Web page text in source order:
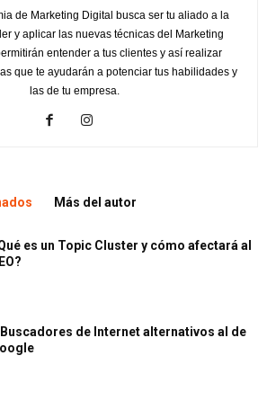
de Marketing Digital busca ser tu aliado a la
y aplicar las nuevas técnicas del Marketing
entender a tus clientes y así realizar
que te ayudarán a potenciar tus habilidades y
las de tu empresa.
Más del autor
es un Topic Cluster y cómo afectará al
de Internet alternativos al de